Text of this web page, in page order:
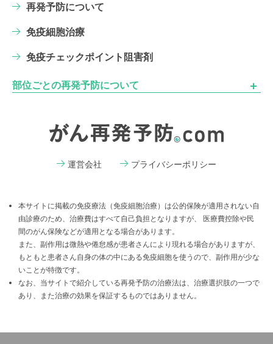
再発予防について
免疫細胞治療
免疫チェックポイント阻害剤
部位ごとの再発予防について
運営会社 プライバシーポリシー
本サイトに掲載の免疫療法（免疫細胞治療）は公的保険が適用されない自
由診療のため、治療費はすべて自己負担となりますが、 医療費控除や民
間のがん保険などが適用となる場合があります。
また、副作用は微熱や倦怠感が患者さんにより現れる場合がありますが、
もともと患者さん自身の体の中にある免疫細胞を使うので、副作用が少な
いことが特徴です。
なお、当サイトで紹介している再発予防の治療法は、治療選択肢の一つで
あり、また治療の効果を保証するものではありません。